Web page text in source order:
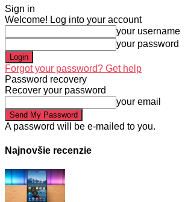
Sign in
Welcome! Log into your account
your username
your password
Forgot your password? Get help
Password recovery
Recover your password
your email
A password will be e-mailed to you.
Najnovšie recenzie